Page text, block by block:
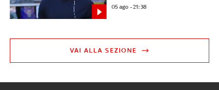
05 ago - 21:38
VAI ALLA SEZIONE